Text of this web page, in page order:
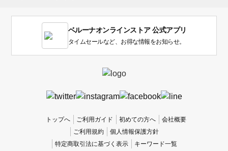
い
ベルーナオンラインストア 公式アプリ
タイムセールなど、お得な情報をお知らせ。
トップへ ご利用ガイド 初めての方へ
会社概要
ご利用規約
個人情報保護方針
特定商取引法に基づく表示
キーワード一覧